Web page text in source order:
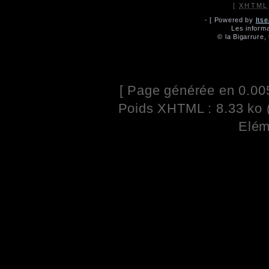
[ XHTML
- [ Powered by
Les
© la Bigarrure,
[ Page générée en
Poids XHTML : 8.33